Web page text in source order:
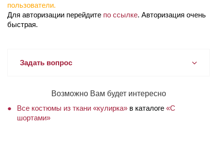
пользователи.
Для авторизации перейдите по ссылке. Авторизация очень
быстрая.
Задать вопрос
Возможно Вам будет интересно
Все костюмы из ткани «кулирка» в каталоге «С
шортами»